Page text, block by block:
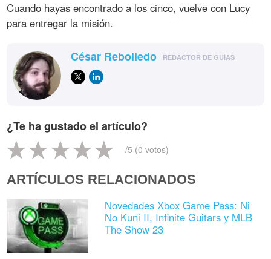
Cuando hayas encontrado a los cinco, vuelve con Lucy
para entregar la misión.
César Rebolledo REDACTOR DE GUÍAS
¿Te ha gustado el artículo?
-/5 (0 votos)
ARTÍCULOS RELACIONADOS
Novedades Xbox Game Pass: Ni
No Kuni II, Infinite Guitars y MLB
The Show 23